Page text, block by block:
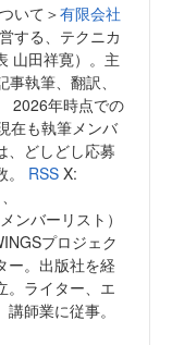
いて＞有限会社
する、テクニカ
山田祥寛）。主
執筆、翻訳、
2026年時点での
在も執筆メンバ
、どしどし応募
。 RSS X:
メンバーリスト）
プロジェク
ー。出版社を経
。ライター、エ
師業に従事。